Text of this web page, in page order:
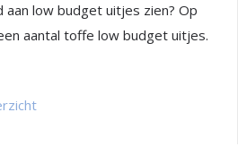
aan low budget uitjes zien? Op
aantal toffe low budget uitjes.